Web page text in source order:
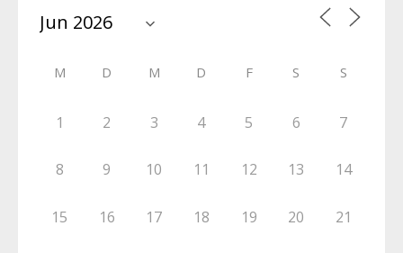
M D M D F S S
1 2 3 4 5 6 7
8 9 10 11 12 13 14
15 16 17 18 19 20 21